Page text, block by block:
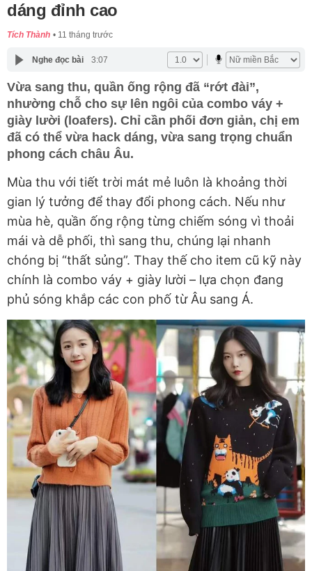
dáng đỉnh cao
Tích Thành 11 tháng trước
Nghe đọc bài 3:07
Vừa sang thu, quần ống rộng đã “rớt đài”,
nhường chỗ cho sự lên ngôi của combo váy +
giày lười (loafers). Chỉ cần phối đơn giản, chị em
đã có thể vừa hack dáng, vừa sang trọng chuẩn
phong cách châu Âu.
Mùa thu với tiết trời mát mẻ luôn là khoảng thời
gian lý tưởng để thay đổi phong cách. Nếu như
mùa hè, quần ống rộng từng chiếm sóng vì thoải
mái và dễ phối, thì sang thu, chúng lại nhanh
chóng bị “thất sủng”. Thay thế cho item cũ kỹ này
chính là combo váy + giày lười – lựa chọn đang
phủ sóng khắp các con phố từ Âu sang Á.